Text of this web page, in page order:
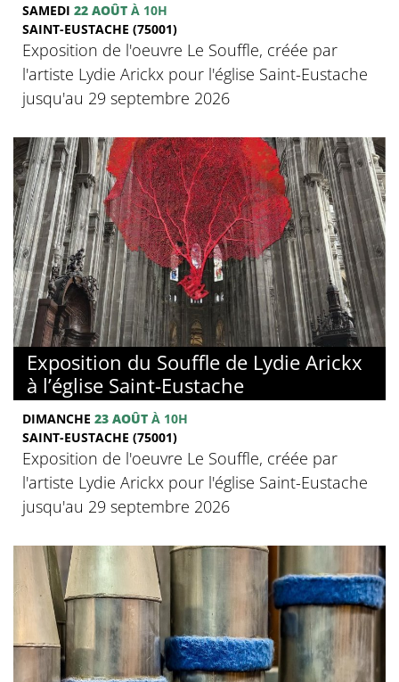
SAMEDI 22 AOÛT À 10H
SAINT-EUSTACHE (75001)
Exposition de l'oeuvre Le Souffle, créée par
l'artiste Lydie Arickx pour l'église Saint-Eustache
jusqu'au 29 septembre 2026
Exposition du Souffle de Lydie Arickx
à l’église Saint-Eustache
DIMANCHE 23 AOÛT À 10H
SAINT-EUSTACHE (75001)
Exposition de l'oeuvre Le Souffle, créée par
l'artiste Lydie Arickx pour l'église Saint-Eustache
jusqu'au 29 septembre 2026